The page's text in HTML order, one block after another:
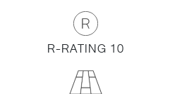
R-RATING 10